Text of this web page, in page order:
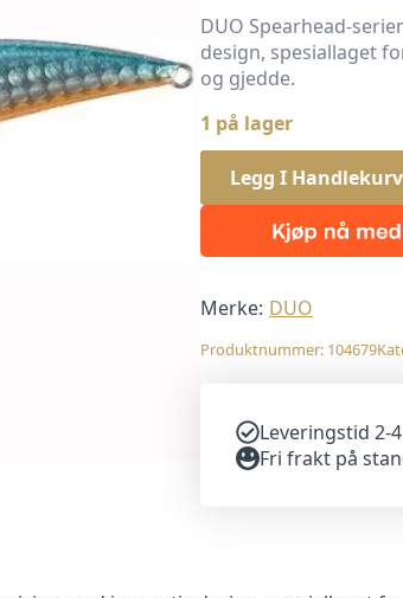
DUO Spearhead-
design, spesiallaget
og gjedde.
1 på lager
Legg I Handlekurv
Merke: DUO
Produktnummer: 104679
Leveringstid 2-
Fri frakt på